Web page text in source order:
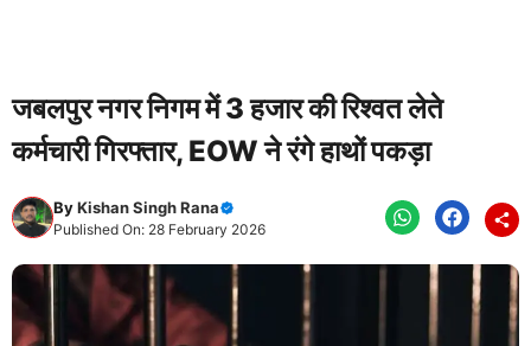
जबलपुर नगर निगम में 3 हजार की रिश्वत लेते
कर्मचारी गिरफ्तार, EOW ने रंगे हाथों पकड़ा
ByKishan Singh Rana
Published On: 28 February 2026